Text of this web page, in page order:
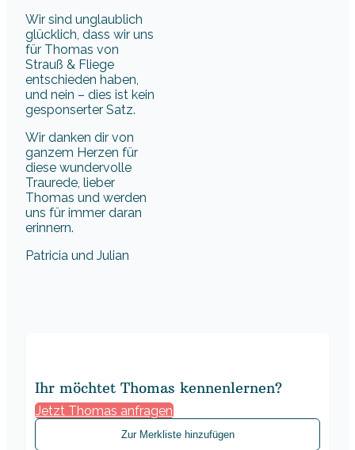
Wir sind unglaublich
glücklich, dass wir uns
für Thomas von
Strauß & Fliege
entschieden haben,
und nein – dies ist kein
gesponserter Satz.
Wir danken dir von
ganzem Herzen für
diese wundervolle
Traurede, lieber
Thomas und werden
uns für immer daran
erinnern.
Patricia und Julian
Ihr möchtet Thomas kennenlernen?
Jetzt Thomas anfragen
Zur Merkliste hinzufügen